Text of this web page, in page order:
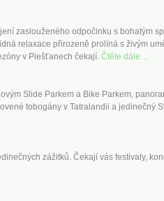
zaslouženého odpočinku s bohatým
relaxace přirozeně prolíná s živým
v Piešťanech čekají. Čtěte dále…
Slide Parkem a Bike Parkem,
tobogány v Tatralandii a jedinečný
zážitků. Čekají vás festivaly,